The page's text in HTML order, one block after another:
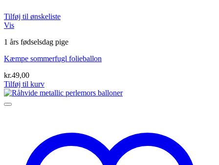
Tilføj til ønskeliste
Vis
1 års fødselsdag pige
Kæmpe sommerfugl folieballon
kr.49,00
Tilføj til kurv